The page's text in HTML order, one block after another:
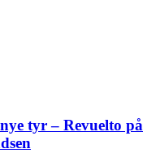
tyr – Revuelto på